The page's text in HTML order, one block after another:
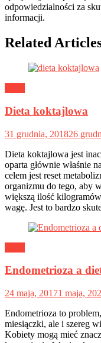
odpowiedzialności za
informacji.
Related
Dieta koktajlowa
31 grudnia, 201826
Dieta koktajlowa jest
oparta głównie właśnie
celem jest reset
organizmu do tego, aby
większą ilość
wagę. Jest to bardzo
Endometrioza a
24 maja, 20171 maja,
Endometrioza to
miesiączki, ale i szereg
Kobiety mogą mieć